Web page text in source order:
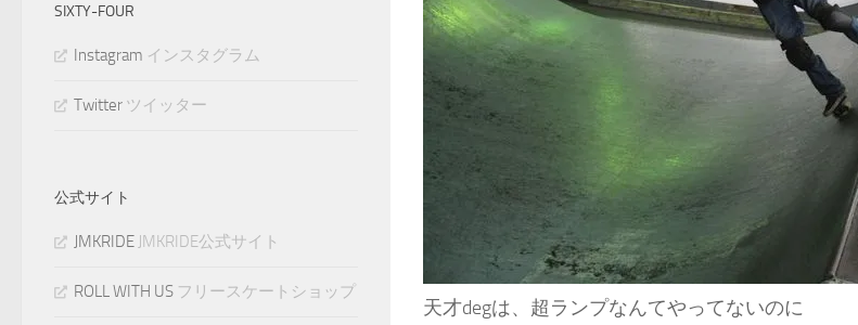
天才degは、超ランプなんてやってないのに
ブ
SIXTY-FOUR
Instagram インスタグラム
Twitter ツイッター
公式サイト
JMKRIDE JMKRIDE公式サイト
ROLL WITH US フリースケートショップ